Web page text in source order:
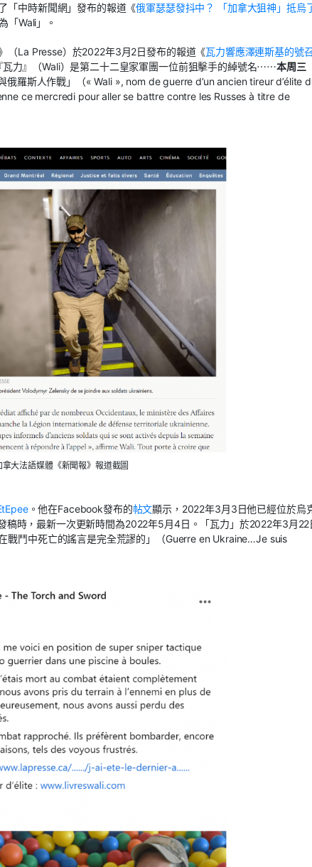
「中時新聞網」發布的報道《俄軍瑟瑟發抖中？ 「加拿大狙神」抵烏
「Wali」。
（La Presse）於2022年3月2日發布的報道《瓦力響應澤連斯基的號
瓦力』（Wali）是第二十二皇家軍團一位前狙擊手的綽號名⋯⋯本周三
俄羅斯人作戰」（« Wali », nom de guerre d’un ancien tireur d’élite
ce mercredi pour aller se battre contre les Russes à titre de
拿大法語媒體《新聞報》報道截圖
。他在Facebook發布的帖文顯示，2022年3月3日他已經位於烏
稿時，最新一次更新時間為2022年5月4日。「瓦力」於2022年3月22
戰鬥中死亡的謠言是完全荒謬的」（Guerre en Ukraine…Je suis